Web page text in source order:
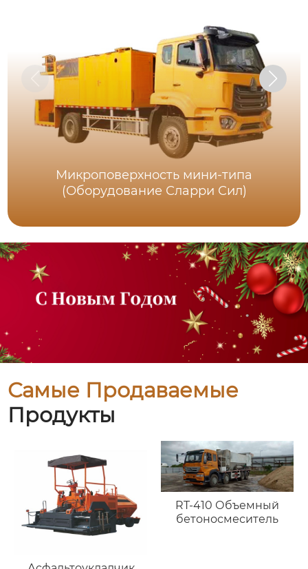
Микроповерхность мини-типа
(Оборудование Сларри Сил)
Самые Продаваемые
Продукты
RT-410 Объемный
бетоносмеситель